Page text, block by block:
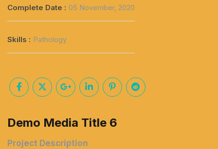
Complete Date : 05 November, 2020
Skills : Pathology
Demo Media Title 6
Project Description